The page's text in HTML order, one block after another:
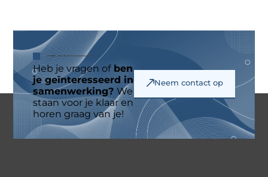
Heb je vragen ofben
je geïnteresseerd in
samenwerking? We
staan voor je klaar en
horen graag van je!
Neem contact op